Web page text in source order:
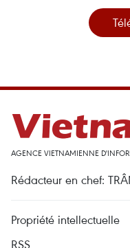
AGENCE VIETNAMIENNE
Rédacteur en chef:
Propriété intellectuelle
RSS